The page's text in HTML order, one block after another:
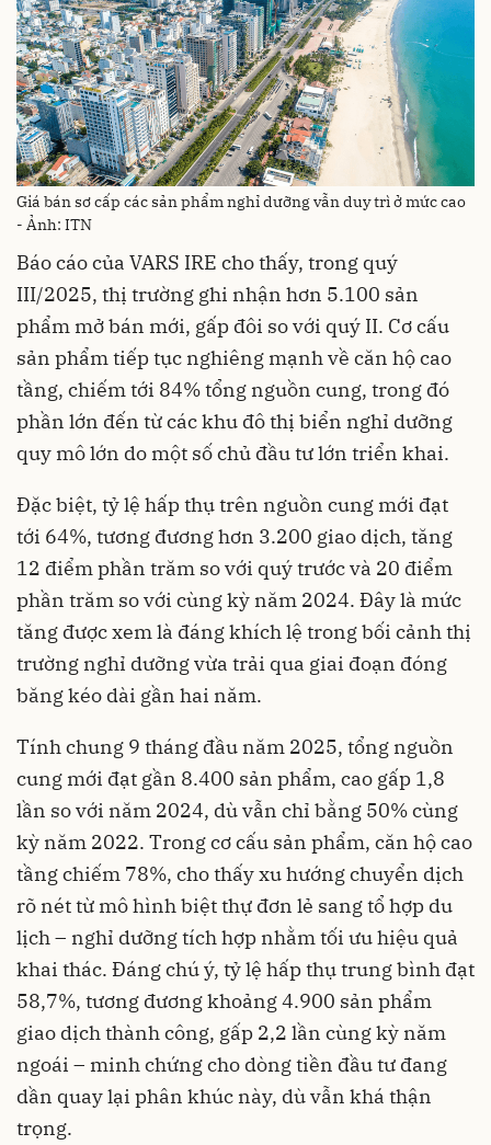
Giá bán sơ cấp các sản phẩm nghỉ dưỡng vẫn duy trì ở mức cao
- Ảnh: ITN
Báo cáo của VARS IRE cho thấy, trong quý
III/2025, thị trường ghi nhận hơn 5.100 sản
phẩm mở bán mới, gấp đôi so với quý II. Cơ cấu
sản phẩm tiếp tục nghiêng mạnh về căn hộ cao
tầng, chiếm tới 84% tổng nguồn cung, trong đó
phần lớn đến từ các khu đô thị biển nghỉ dưỡng
quy mô lớn do một số chủ đầu tư lớn triển khai.
Đặc biệt, tỷ lệ hấp thụ trên nguồn cung mới đạt
tới 64%, tương đương hơn 3.200 giao dịch, tăng
12 điểm phần trăm so với quý trước và 20 điểm
phần trăm so với cùng kỳ năm 2024. Đây là mức
tăng được xem là đáng khích lệ trong bối cảnh thị
trường nghỉ dưỡng vừa trải qua giai đoạn đóng
băng kéo dài gần hai năm.
Tính chung 9 tháng đầu năm 2025, tổng nguồn
cung mới đạt gần 8.400 sản phẩm, cao gấp 1,8
lần so với năm 2024, dù vẫn chỉ bằng 50% cùng
kỳ năm 2022. Trong cơ cấu sản phẩm, căn hộ cao
tầng chiếm 78%, cho thấy xu hướng chuyển dịch
rõ nét từ mô hình biệt thự đơn lẻ sang tổ hợp du
lịch – nghỉ dưỡng tích hợp nhằm tối ưu hiệu quả
khai thác. Đáng chú ý, tỷ lệ hấp thụ trung bình đạt
58,7%, tương đương khoảng 4.900 sản phẩm
giao dịch thành công, gấp 2,2 lần cùng kỳ năm
ngoái – minh chứng cho dòng tiền đầu tư đang
dần quay lại phân khúc này, dù vẫn khá thận
trọng.